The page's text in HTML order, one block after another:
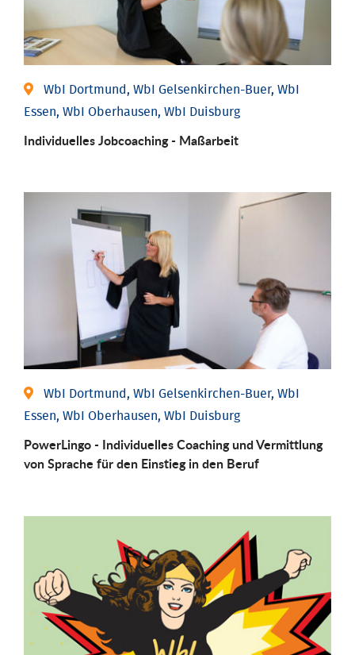
WbI Dortmund, WbI Gelsenkirchen-Buer, WbI
Essen, WbI Oberhausen, WbI Duisburg
Individu­elles Job­coaching - Maßarbeit
WbI Dortmund, WbI Gelsenkirchen-Buer, WbI
Essen, WbI Oberhausen, WbI Duisburg
PowerLingo - Individuelles Coaching und Vermittlung
von Sprache für den Einstieg in den Beruf